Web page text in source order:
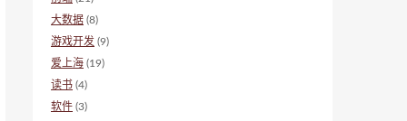
大数据 (8)
游戏开发 (9)
爱上海 (19)
读书 (4)
软件 (3)